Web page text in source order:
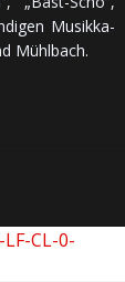
Musik­ka­
Mühlbach.